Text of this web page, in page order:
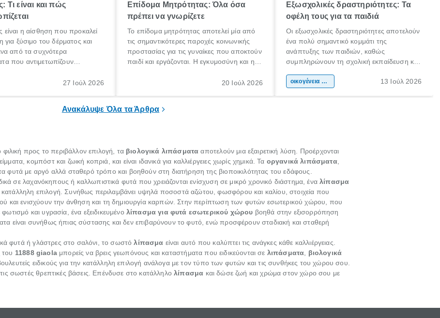
Τι είναι και πώς
η αίσθηση που προκαλεί
για ξύσιμο του δέρματος και
από τα συχνότερα
που αντιμετωπίζουν
για το «κνησμός τι είναι»,
27 Ιούλ 2026
Επίδομα Μητρότητας: Όλα όσα
πρέπει να γνωρίζετε
Το επίδομα μητρότητας αποτελεί μία από
τις σημαντικότερες παροχές κοινωνικής
προστασίας για τις γυναίκες που αποκτούν
παιδί και εργάζονται. Η εγκυμοσύνη και η
σημαντική περίοδος στη ζωή κάθε20 Ιούλ 2026
Εξωσχολικές δραστηριότητες: Τα
οφέλη τους για τα παιδιά
Οι εξωσχολικές δραστηριότητες αποτελούν
ένα πολύ σημαντικό κομμάτι της
ανάπτυξης των παιδιών, καθώς
συμπληρώνουν τη σχολική εκπαίδευση και
της προσωπικότητας, της κοινωνικότητας
οικογένεια & παιδί 13 Ιούλ 2026
Ανακάλυψε Όλα τα Άρθρα
προς το περιβάλλον επιλογή, τα βιολογικά λιπάσματα αποτελούν μια εξαιρετική λύση. Προέρχονται
κομπόστ και ζωική κοπριά, και είναι ιδανικά για καλλιέργειες χωρίς χημικά. Τα οργανικά λιπάσματα,
φυτά με αργό αλλά σταθερό τρόπο και βοηθούν στη διατήρηση της βιοποικιλότητας του εδάφους.
σε λαχανόκηπους ή καλλωπιστικά φυτά που χρειάζονται ενίσχυση σε μικρό χρονικό διάστημα, έναλίπασμα
κατάλληλη επιλογή. Συνήθως περιλαμβάνει υψηλά ποσοστά αζώτου, φωσφόρου και καλίου, στοιχεία που
και ενισχύουν την άνθηση και τη δημιουργία καρπών. Στην περίπτωση των φυτών εσωτερικού χώρου, που
και υγρασία, ένα εξειδικευμένο λίπασμα για φυτά εσωτερικού χώρου βοηθά στην εξισορρόπηση
είναι συνήθως ήπιας σύστασης και δεν επιβαρύνουν το φυτό, ενώ προσφέρουν σταδιακή και σταθερή
φυτά ή γλάστρες στο σαλόνι, το σωστόλίπασμα είναι αυτό που καλύπτει τις ανάγκες κάθε καλλιέργειας.
του 11888 giaolaμπορείς να βρεις γεωπόνους και καταστήματα που ειδικεύονται σε λιπάσματα
βιολογικά
ειδικούς για την κατάλληλη επιλογή ανάλογα με τον τύπο των φυτών και τις συνθήκες του χώρου σου.
σωστές θρεπτικές βάσεις. Επένδυσε στο κατάλληλολίπασμα και δώσε ζωή και χρώμα στον χώρο σου με